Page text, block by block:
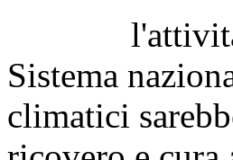
l'attività e il
Sistema
climatici